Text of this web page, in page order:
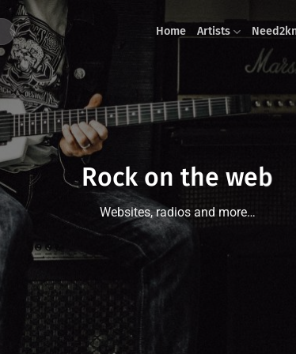
Home Artists
Rock on the web
Websites, radios and more…